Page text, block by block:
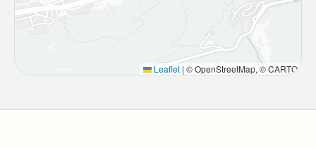
Leaflet | © OpenStreetMap, © CARTO